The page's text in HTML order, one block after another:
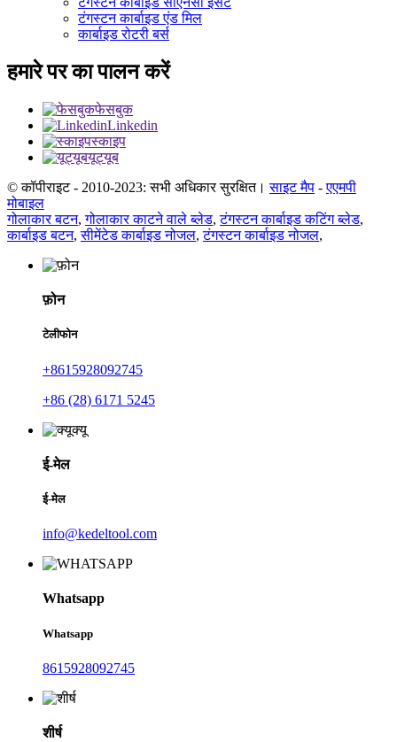
टंगस्टन कार्बाइड एंड मिल
कार्बाइड रोटरी बर्स
हमारे पर का पालन करें
फेसबुक
Linkedin
स्काइप
यूट्यूब
© कॉपीराइट - 2010-2023: सभी अधिकार सुरक्षित। साइट मैप -एएमपी
मोबाइल
गोलाकार बटन,गोलाकार काटने वाले ब्लेड,टंगस्टन कार्बाइड कटिंग ब्लेड,
कार्बाइड बटन,सीमेंटेड कार्बाइड नोजल,टंगस्टन कार्बाइड नोजल,
फ़ोन
टेलीफोन
+8615928092745
+86 (28) 6171 5245
ई-मेल
ई-मेल
info@kedeltool.com
Whatsapp
Whatsapp
8615928092745
शीर्ष